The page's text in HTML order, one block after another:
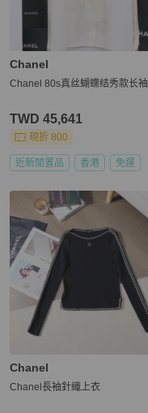
Chanel
Chanel 80s真丝蝴蝶结秀款长袖
TWD 45,641
現折 800
近新閒置品 香港 免運
Chanel
Chanel長袖針織上衣